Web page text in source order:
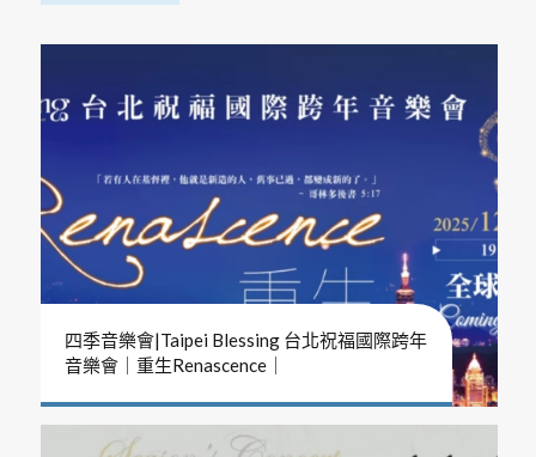
四季音樂會|Taipei Blessing 台北祝福國際跨年
音樂會｜重生Renascence｜